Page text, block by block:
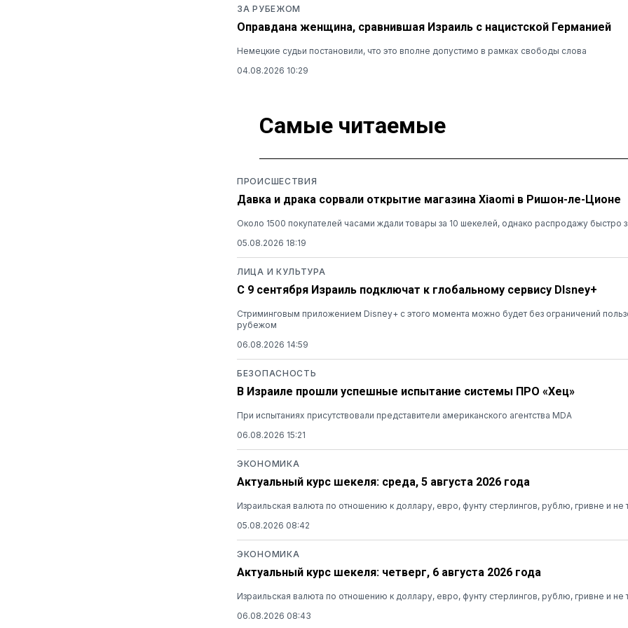
ЗА РУБЕЖОМ
Оправдана женщина, сравнившая Израиль с нацистской Германией
Немецкие судьи постановили, что это вполне допустимо в рамках свободы слова
04.08.2026 10:29
Самые читаемые
ПРОИСШЕСТВИЯ
Давка и драка сорвали открытие магазина Xiaomi в Ришон-ле-Ционе
Около 1500 покупателей часами ждали товары за 10 шекелей, однако распродажу быстро
05.08.2026 18:19
ЛИЦА И КУЛЬТУРА
С 9 сентября Израиль подключат к глобальному сервису DIsney+
Стриминговым приложением Disney+ с этого момента можно будет без ограничений
рубежом
06.08.2026 14:59
БЕЗОПАСНОСТЬ
В Израиле прошли успешные испытание системы ПРО «Хец»
При испытаниях присутствовали представители американского агентства MDA
06.08.2026 15:21
ЭКОНОМИКА
Актуальный курс шекеля: среда, 5 августа 2026 года
Израильская валюта по отношению к доллару, евро, фунту стерлингов, рублю, гривне и не
05.08.2026 08:42
ЭКОНОМИКА
Актуальный курс шекеля: четверг, 6 августа 2026 года
Израильская валюта по отношению к доллару, евро, фунту стерлингов, рублю, гривне и не
06.08.2026 08:43